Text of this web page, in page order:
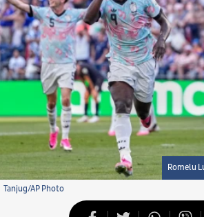
Tanjug/AP Photo
Romelu